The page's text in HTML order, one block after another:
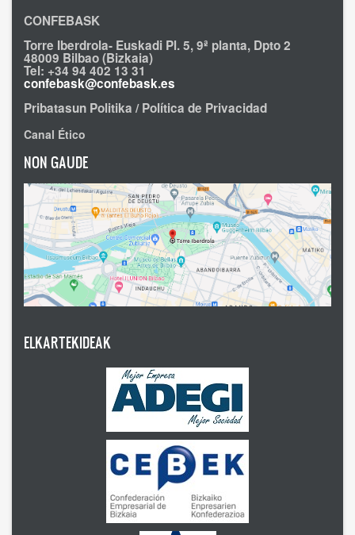
CONFEBASK
Torre Iberdrola- Euskadi Pl. 5, 9ª planta, Dpto 2
48009 Bilbao (Bizkaia)
Tel: +34 94 402 13 31
confebask@confebask.es
Pribatasun Politika / Política de Privacidad
Canal Ético
NON GAUDE
ELKARTEKIDEAK